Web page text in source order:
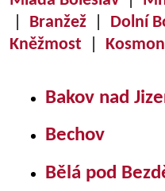
Branžež| Dolní
Kněžmost
Bakov nad
Bechov
Bělá pod